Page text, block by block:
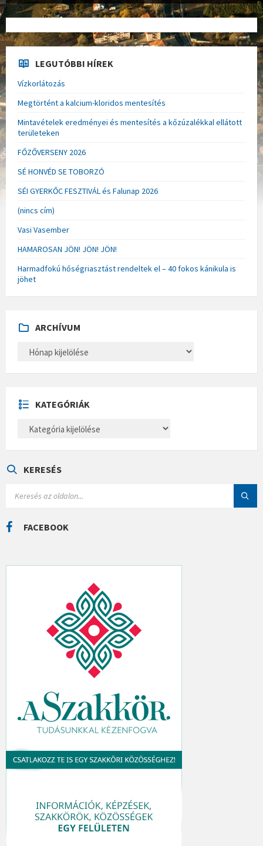
LEGUTÓBBI HÍREK
Vízkorlátozás
Megtörtént a kalcium-kloridos mentesítés
Mintavételek eredményei és mentesítés a kőzúzalékkal ellátott
területeken
FŐZŐVERSENY 2026
SÉ HONVÉD SE TOBORZÓ
SÉI GYERKŐC FESZTIVÁL és Falunap 2026
(nincs cím)
Vasi Vasember
HAMAROSAN JÖN! JÖN! JÖN!
Harmadfokú hőségriasztást rendeltek el – 40 fokos kánikula is
jöhet
ARCHÍVUM
H
U
M
KATEGÓRIÁK
E
Á
KERESÉS
C
H
FACEBOOK